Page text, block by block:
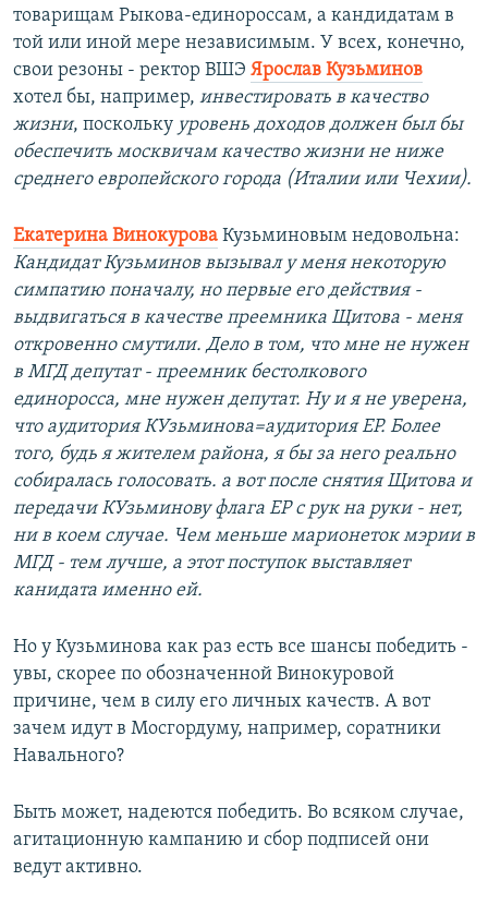
товарищам Рыкова-единороссам, а кандидатам в
той или иной мере независимым. У всех, конечно,
свои резоны - ректор ВШЭ Ярослав Кузьминов
хотел бы, например, инвестировать в качество
жизни, поскольку уровень доходов должен был бы
обеспечить москвичам качество жизни не ниже
среднего европейского города (Италии или Чехии).
Екатерина Винокурова Кузьминовым недовольна:
Кандидат Кузьминов вызывал у меня некоторую
симпатию поначалу, но первые его действия -
выдвигаться в качестве преемника Щитова - меня
откровенно смутили. Дело в том, что мне не нужен
в МГД депутат - преемник бестолкового
единоросса, мне нужен депутат. Ну и я не уверена,
что аудитория КУзьминова=аудитория ЕР. Более
того, будь я жителем района, я бы за него реально
собиралась голосовать. а вот после снятия Щитова и
передачи КУзьминову флага ЕР с рук на руки - нет,
ни в коем случае. Чем меньше марионеток мэрии в
МГД - тем лучше, а этот поступок выставляет
канидата именно ей.
Но у Кузьминова как раз есть все шансы победить -
увы, скорее по обозначенной Винокуровой
причине, чем в силу его личных качеств. А вот
зачем идут в Мосгордуму, например, соратники
Навального?
Быть может, надеются победить. Во всяком случае,
агитационную кампанию и сбор подписей они
ведут активно.